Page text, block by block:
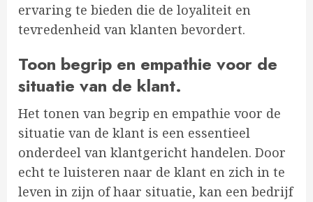
ervaring te bieden die de loyaliteit en
tevredenheid van klanten bevordert.
Toon begrip en empathie voor de
situatie van de klant.
Het tonen van begrip en empathie voor de
situatie van de klant is een essentieel
onderdeel van klantgericht handelen. Door
echt te luisteren naar de klant en zich in te
leven in zijn of haar situatie, kan een bedrijf